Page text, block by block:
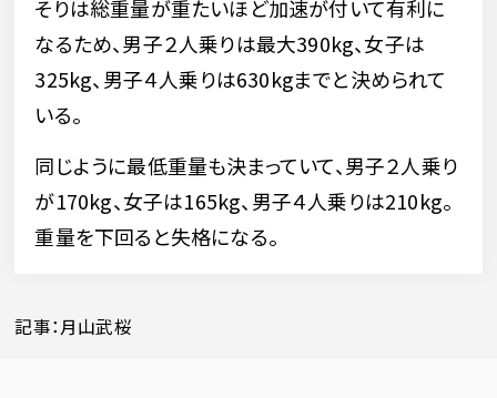
そりは総重量が重たいほど加速が付いて有利に
なるため、男子２人乗りは最大390kg、女子は
325kg、男子４人乗りは630kgまでと決められて
いる。
同じように最低重量も決まっていて、男子２人乗り
が170kg、女子は165kg、男子４人乗りは210kg。
重量を下回ると失格になる。
記事：月山武桜